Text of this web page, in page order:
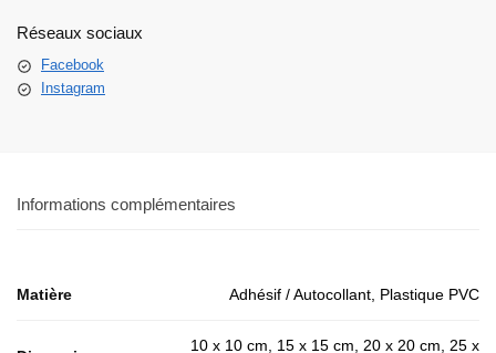
Réseaux sociaux
Facebook
Instagram
Informations complémentaires
Matière Adhésif / Autocollant, Plastique PVC
10 x 10 cm, 15 x 15 cm, 20 x 20 cm, 25 x